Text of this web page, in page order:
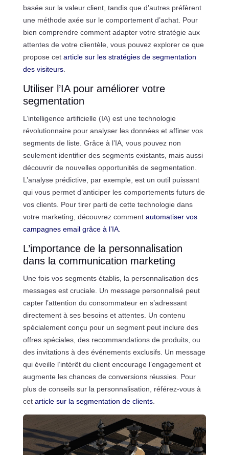
basée sur la valeur client, tandis que d’autres préfèrent
une méthode axée sur le comportement d’achat. Pour
bien comprendre comment adapter votre stratégie aux
attentes de votre clientèle, vous pouvez explorer ce que
propose cet article sur les stratégies de segmentation
des visiteurs.
Utiliser l’IA pour améliorer votre
segmentation
L’intelligence artificielle (IA) est une technologie
révolutionnaire pour analyser les données et affiner vos
segments de liste. Grâce à l’IA, vous pouvez non
seulement identifier des segments existants, mais aussi
découvrir de nouvelles opportunités de segmentation.
L’analyse prédictive, par exemple, est un outil puissant
qui vous permet d’anticiper les comportements futurs de
vos clients. Pour tirer parti de cette technologie dans
votre marketing, découvrez comment automatiser vos
campagnes email grâce à l’IA.
L’importance de la personnalisation
dans la communication marketing
Une fois vos segments établis, la personnalisation des
messages est cruciale. Un message personnalisé peut
capter l’attention du consommateur en s’adressant
directement à ses besoins et attentes. Un contenu
spécialement conçu pour un segment peut inclure des
offres spéciales, des recommandations de produits, ou
des invitations à des événements exclusifs. Un message
qui éveille l’intérêt du client encourage l’engagement et
augmente les chances de conversions réussies. Pour
plus de conseils sur la personnalisation, référez-vous à
cet article sur la segmentation de clients.